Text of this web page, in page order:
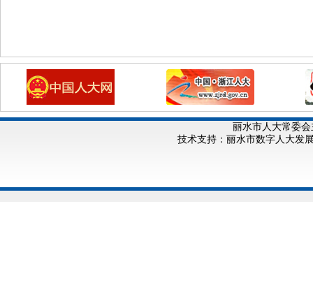
丽水市人大常委会
技术支持：丽水市数字人大发